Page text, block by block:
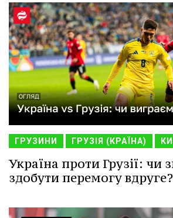
ГРУЗИНИ ГРУЗІЯ (КРАЇНА)
Україна проти Грузії: чи
здобути перемогу вдруге?